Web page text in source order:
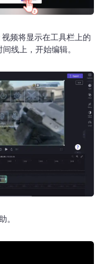
频将显示在工具栏上的
线上，开始编辑。
。